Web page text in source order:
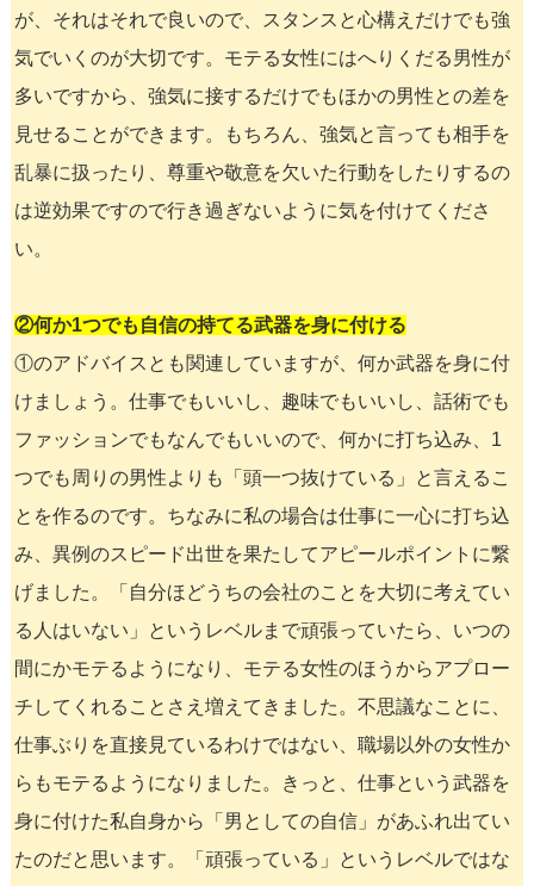
が、それはそれで良いので、スタンスと心構えだけでも強
気でいくのが大切です。モテる女性にはへりくだる男性が
多いですから、強気に接するだけでもほかの男性との差を
見せることができます。もちろん、強気と言っても相手を
乱暴に扱ったり、尊重や敬意を欠いた行動をしたりするの
は逆効果ですので行き過ぎないように気を付けてくださ
い。
②何か1つでも自信の持てる武器を身に付ける
①のアドバイスとも関連していますが、何か武器を身に付
けましょう。仕事でもいいし、趣味でもいいし、話術でも
ファッションでもなんでもいいので、何かに打ち込み、1
つでも周りの男性よりも「頭一つ抜けている」と言えるこ
とを作るのです。ちなみに私の場合は仕事に一心に打ち込
み、異例のスピード出世を果たしてアピールポイントに繋
げました。「自分ほどうちの会社のことを大切に考えてい
る人はいない」というレベルまで頑張っていたら、いつの
間にかモテるようになり、モテる女性のほうからアプロー
チしてくれることさえ増えてきました。不思議なことに、
仕事ぶりを直接見ているわけではない、職場以外の女性か
らもモテるようになりました。きっと、仕事という武器を
身に付けた私自身から「男としての自信」があふれ出てい
たのだと思います。「頑張っている」というレベルではな